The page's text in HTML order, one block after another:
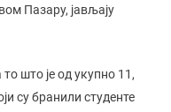
Пазару, јављају
што је од укупно 11,
су бранили студенте